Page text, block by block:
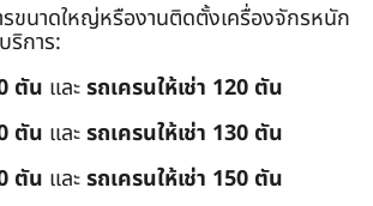
รขนาดใหญ่หรืองานติดตั้งเครื่องจักรหนัก
ริการ:
ตัน และรถเครนให้เช่า 120 ตัน
ตัน และรถเครนให้เช่า 130 ตัน
ตัน และรถเครนให้เช่า 150 ตัน